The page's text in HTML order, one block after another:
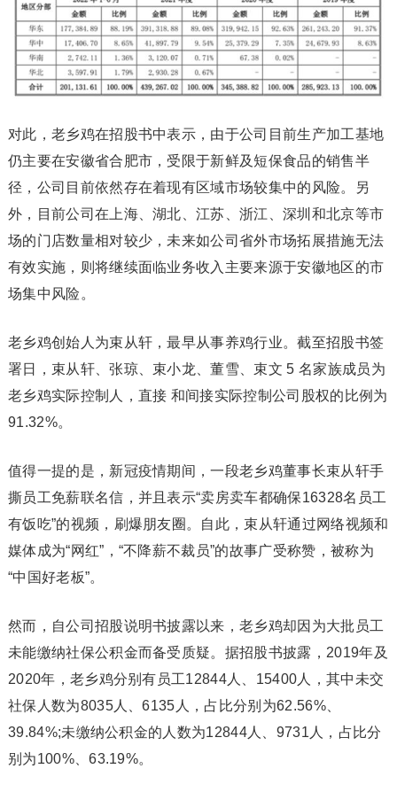
对此，老乡鸡在招股书中表示，由于公司目前生产加工基地
仍主要在安徽省合肥市，受限于新鲜及短保食品的销售半
径，公司目前依然存在着现有区域市场较集中的风险。另
外，目前公司在上海、湖北、江苏、浙江、深圳和北京等市
场的门店数量相对较少，未来如公司省外市场拓展措施无法
有效实施，则将继续面临业务收入主要来源于安徽地区的市
场集中风险。
老乡鸡创始人为束从轩，最早从事养鸡行业。截至招股书签
署日，束从轩、张琼、束小龙、董雪、束文 5 名家族成员为
老乡鸡实际控制人，直接 和间接实际控制公司股权的比例为
91.32%。
值得一提的是，新冠疫情期间，一段老乡鸡董事长束从轩手
撕员工免薪联名信，并且表示“卖房卖车都确保16328名员工
有饭吃”的视频，刷爆朋友圈。自此，束从轩通过网络视频和
媒体成为“网红”，“不降薪不裁员”的故事广受称赞，被称为
“中国好老板”。
然而，自公司招股说明书披露以来，老乡鸡却因为大批员工
未能缴纳社保公积金而备受质疑。据招股书披露，2019年及
2020年，老乡鸡分别有员工12844人、15400人，其中未交
社保人数为8035人、6135人，占比分别为62.56%、
39.84%;未缴纳公积金的人数为12844人、9731人，占比分
别为100%、63.19%。